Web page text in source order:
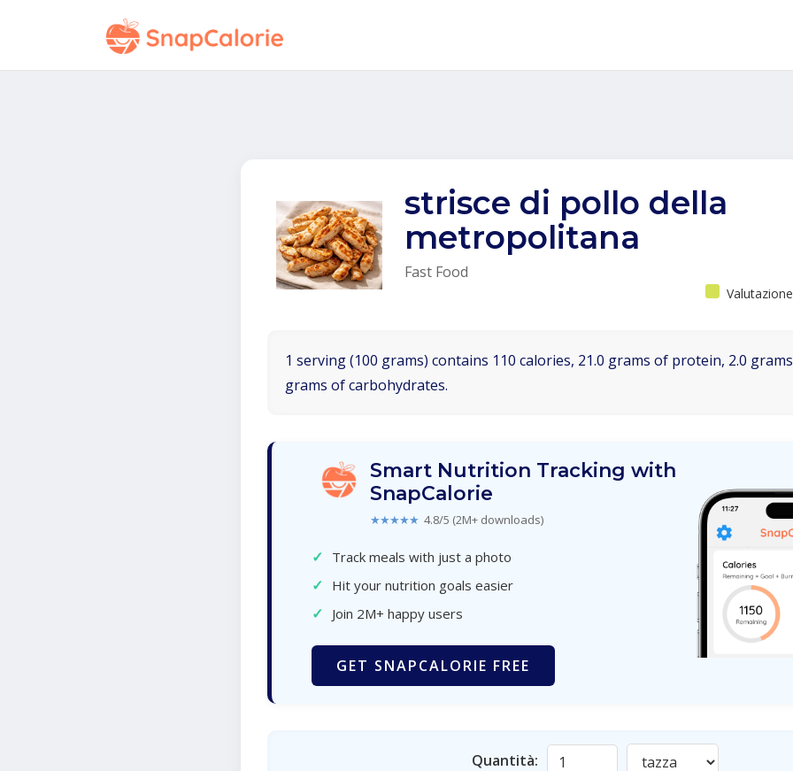
strisce di pollo della
metropolitana
Fast Food
1 serving (100 grams) contains 110 calories, 21.0 grams of protein, 2.0
grams of carbohydrates.
Smart Nutrition Tracking with
SnapCalorie
★★★★★ 4.8/5 (2M+ downloads)
✓ Track meals with just a photo
✓ Hit your nutrition goals easier
✓ Join 2M+ happy users
GET SNAPCALORIE FREE
Quantità: